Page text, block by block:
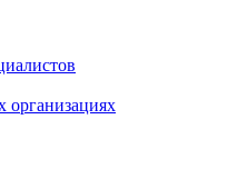
организациях